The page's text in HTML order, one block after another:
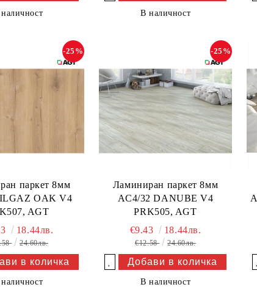
В наличност
паркет 8мм
OAK V4
AGT
-25%
18.44лв.
24.60лв.
Ламиниран паркет 8мм
AC4/32 DANUBE V4
PRK505, AGT
-25%
€9.43 18.44лв.
€12.58 24.60лв.
В наличност